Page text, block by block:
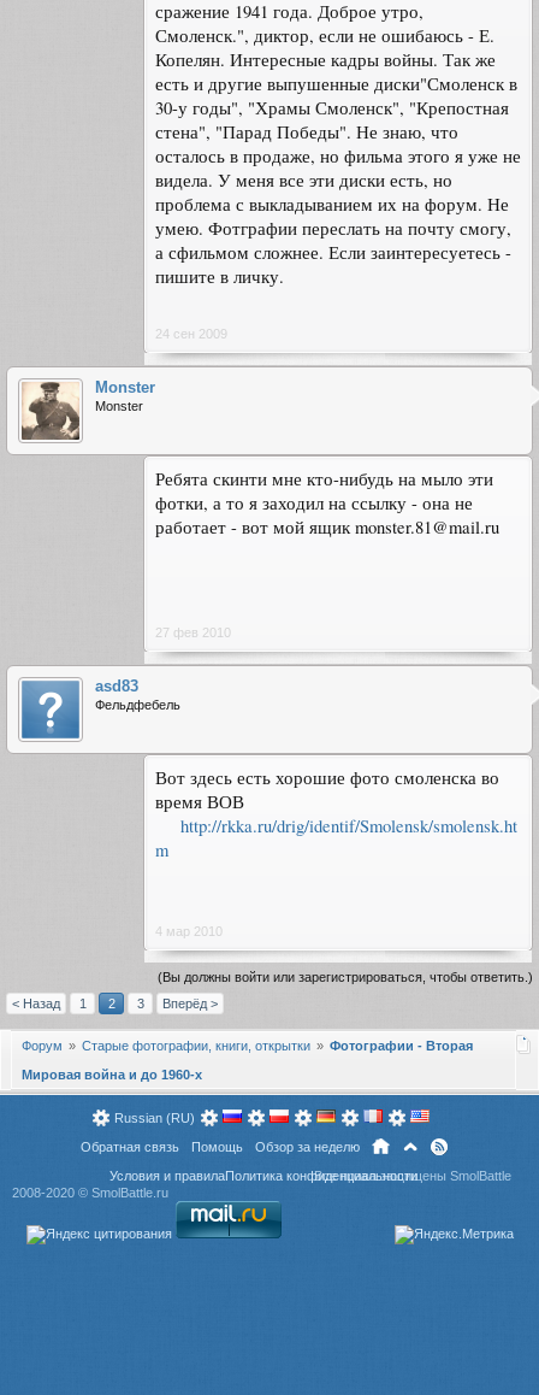
сражение 1941 года. Доброе утро,
Смоленск.", диктор, если не ошибаюсь - Е.
Копелян. Интересные кадры войны. Так же
есть и другие выпушенные диски"Смоленск в
30-у годы", "Храмы Смоленск", "Крепостная
стена", "Парад Победы". Не знаю, что
осталось в продаже, но фильма этого я уже не
видела. У меня все эти диски есть, но
проблема с выкладыванием их на форум. Не
умею. Фотграфии переслать на почту смогу,
а сфильмом сложнее. Если заинтересуетесь -
пишите в личку.
24 сен 2009
Monster
Monster
Ребята скинти мне кто-нибудь на мыло эти
фотки, а то я заходил на ссылку - она не
работает - вот мой ящик monster.81@mail.ru
27 фев 2010
asd83
Фельдфебель
Вот здесь есть хорошие фото смоленска во
время ВОВ
http://rkka.ru/drig/identif/Smolensk/smolensk.ht
m
4 мар 2010
(Вы должны войти или зарегистрироваться, чтобы ответить.)
< Назад
1 2 3 Вперёд >
Форум Старые фотографии, книги, открытки
Фотографии - Вторая
Мировая война и до 1960-х
Russian (RU)
Обратная связь
Помощь
Обзор за неделю
Условия и правилаПолитика конфиденциальности
Все права защищены SmolBattle
2008-2020 © SmolBattle.ru